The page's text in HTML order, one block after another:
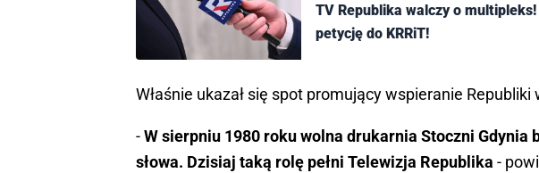
TV Republika walczy o
petycję do KRRiT!
Właśnie ukazał się spot promujący wspieranie
-W sierpniu 1980 roku wolna drukarnia Stoczni Gdynia
słowa. Dzisiaj taką rolę pełni Telewizja Republika -